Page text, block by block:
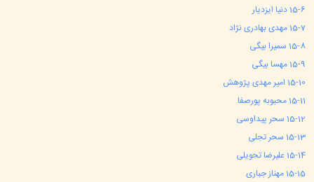
15-6
دنیا ایزدیار
15-7
مهدی بهادری نژاد
15-8
سمیرا بیگی
15-9
مهسا بیگی
15-10
امیر مهدی پژوهش
15-11
محبوبه پورصفا
15-12
سحر پیداوسی
15-13
سحر تجلی
15-14
علیرضا تحویلی
15-15
مهناز جباری